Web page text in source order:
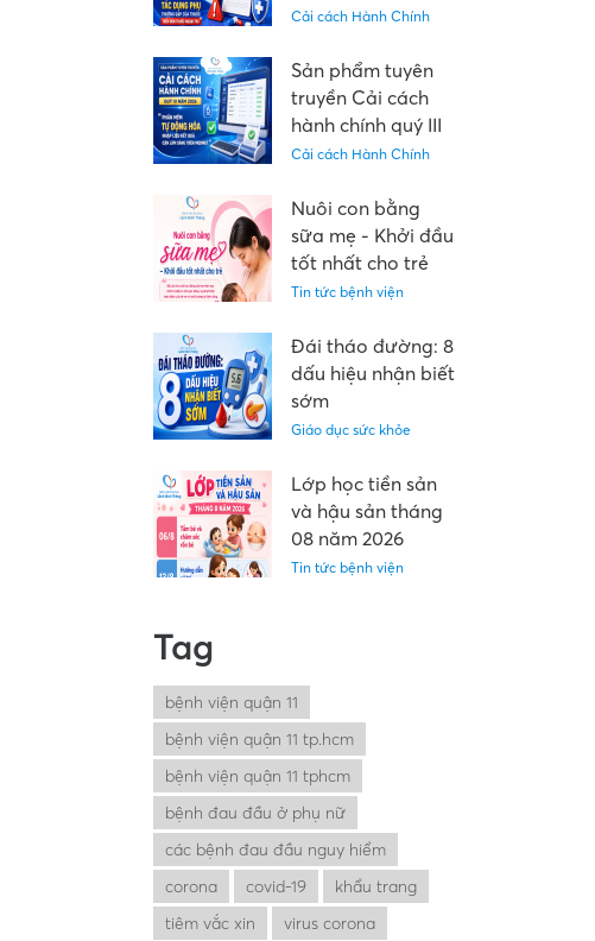
năm 2026: "Cảnh
thường gặp của
thuốc trên đơn
thuốc ngoại trú"
Cải cách Hành Chính
Sản phẩm tuyên
truyền Cải cách
hành chính quý III
năm 2026: “Phần
nhập liệu kết quả
cận lâm sàng trên
Medinet”
Cải cách Hành Chính
Nuôi con bằng
sữa mẹ - Khởi đầu
tốt nhất cho trẻ
Tin tức bệnh viện
Đái tháo đường: 8
dấu hiệu nhận biết
sớm
Giáo dục sức khỏe
Lớp học tiền sản
và hậu sản tháng
08 năm 2026
Tin tức bệnh viện
Tag
bệnh viện quận 11
bệnh viện quận 11 tp.hcm
bệnh viện quận 11 tphcm
bệnh đau đầu ở phụ nữ
các bệnh đau đầu nguy hiểm
corona
covid-19
khẩu trang
tiêm vắc xin
virus corona